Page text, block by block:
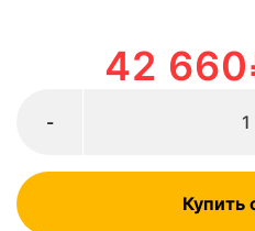
42 660
-
Купить